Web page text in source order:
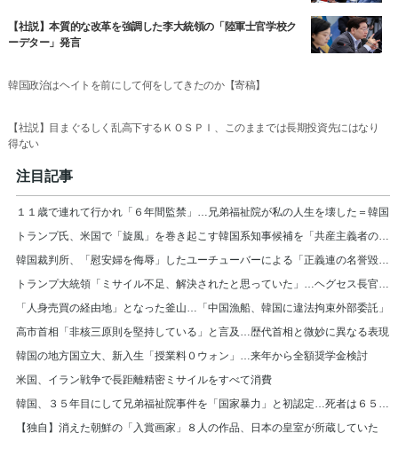
【社説】本質的な改革を強調した李大統領の「陸軍士官学校ク
ーデター」発言
韓国政治はヘイトを前にして何をしてきたのか【寄稿】
【社説】目まぐるしく乱高下するＫＯＳＰＩ、このままでは長期投資先にはなり
得ない
注目記事
１１歳で連れて行かれ「６年間監禁」…兄弟福祉院が私の人生を壊した＝韓国
トランプ氏、米国で「旋風」を巻き起こす韓国系知事候補を「共産主義者の狂人」と非難
韓国裁判所、「慰安婦を侮辱」したユーチューバーによる「正義連の名誉毀損」認める
トランプ大統領「ミサイル不足、解決されたと思っていた」…ヘグセス長官を厳しく叱責
「人身売買の経由地」となった釜山…「中国漁船、韓国に違法拘束外部委託」
高市首相「非核三原則を堅持している」と言及…歴代首相と微妙に異なる表現
韓国の地方国立大、新入生「授業料０ウォン」…来年から全額奨学金検討
米国、イラン戦争で長距離精密ミサイルをすべて消費
韓国、３５年目にして兄弟福祉院事件を「国家暴力」と初認定…死者は６５７人
【独自】消えた朝鮮の「入賞画家」８人の作品、日本の皇室が所蔵していた